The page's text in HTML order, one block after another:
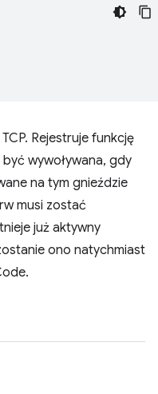
Rejestruje funkcję
wywoływana, gdy
na tym gnieździe
musi zostać
już aktywny
ono natychmiast